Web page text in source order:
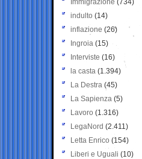
Immigrazione (734)
indulto (14)
inflazione (26)
Ingroia (15)
Interviste (16)
la casta (1.394)
La Destra (45)
La Sapienza (5)
Lavoro (1.316)
LegaNord (2.411)
Letta Enrico (154)
Liberi e Uguali (10)